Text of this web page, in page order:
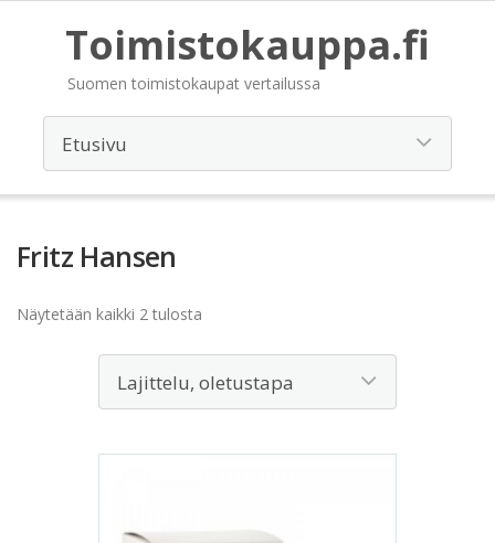
Toimistokauppa.fi
Suomen toimistokaupat vertailussa
Fritz Hansen
Näytetään kaikki 2 tulosta